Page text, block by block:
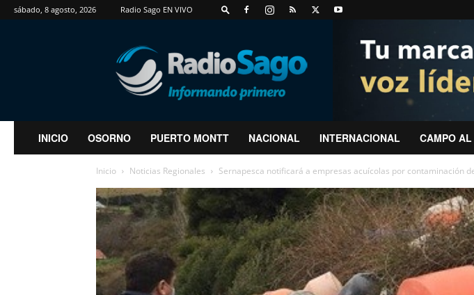
sábado, 8 agosto, 2026 Radio Sago EN VIVO
RadioSago
INICIO OSORNO PUERTO MONTT NACIONAL INTERNACIONAL CAMPO
Inicio Noticias Regionales Sernapesca notificará a empresas acuícolas por contaminación